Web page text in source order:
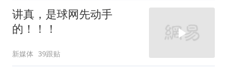
讲真，是球网先动手
的！！！
新媒体 39跟贴